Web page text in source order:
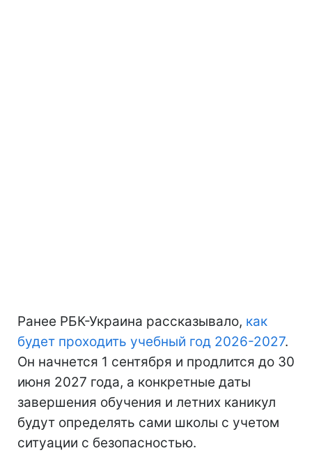
Ранее РБК-Украина рассказывало, как
будет проходить учебный год 2026-2027.
Он начнется 1 сентября и продлится до 30
июня 2027 года, а конкретные даты
завершения обучения и летних каникул
будут определять сами школы с учетом
ситуации с безопасностью.